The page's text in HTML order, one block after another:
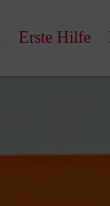
Erste Hilfe